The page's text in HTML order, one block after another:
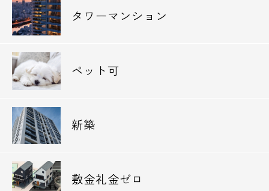
タワーマンション
ペット可
新築
敷金礼金ゼロ
電話でお問い合わせ
営業時間 10：00～18：00
メールでお問い合わせ